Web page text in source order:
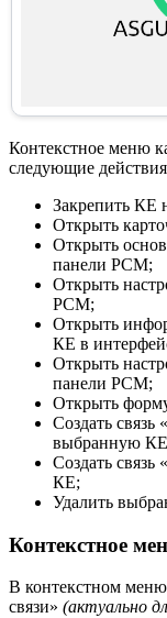
Контекстное меню
следующие
Закрепить КЕ
Открыть
Открыть
панели РСМ;
Открыть
РСМ;
Открыть
КЕ в
Открыть
панели РСМ;
Открыть
Создать
выбранную
Создать
КЕ;
Удалить
Контекстное
В контекстном меню
связи» (актуально